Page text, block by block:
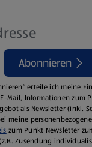
Abonnieren
erteile ich meine
E-Mail, Informationen zum
als Newsletter (inkl.
meine
zum Punkt Newsletter
Zusendung